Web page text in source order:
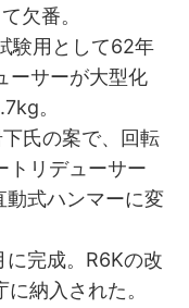
欠番。
験用として62年
ーサーが大型化
。
氏の案で、回転
トリデューサー
動式ハンマーに変
に完成。R6Kの改
納入された。